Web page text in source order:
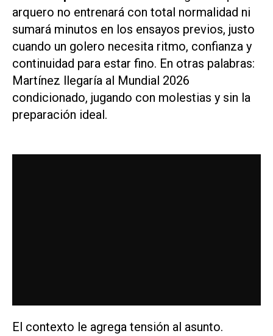
arquero no entrenará con total normalidad ni
sumará minutos en los ensayos previos, justo
cuando un golero necesita ritmo, confianza y
continuidad para estar fino. En otras palabras:
Martínez llegaría al Mundial 2026
condicionado, jugando con molestias y sin la
preparación ideal.
El contexto le agrega tensión al asunto.